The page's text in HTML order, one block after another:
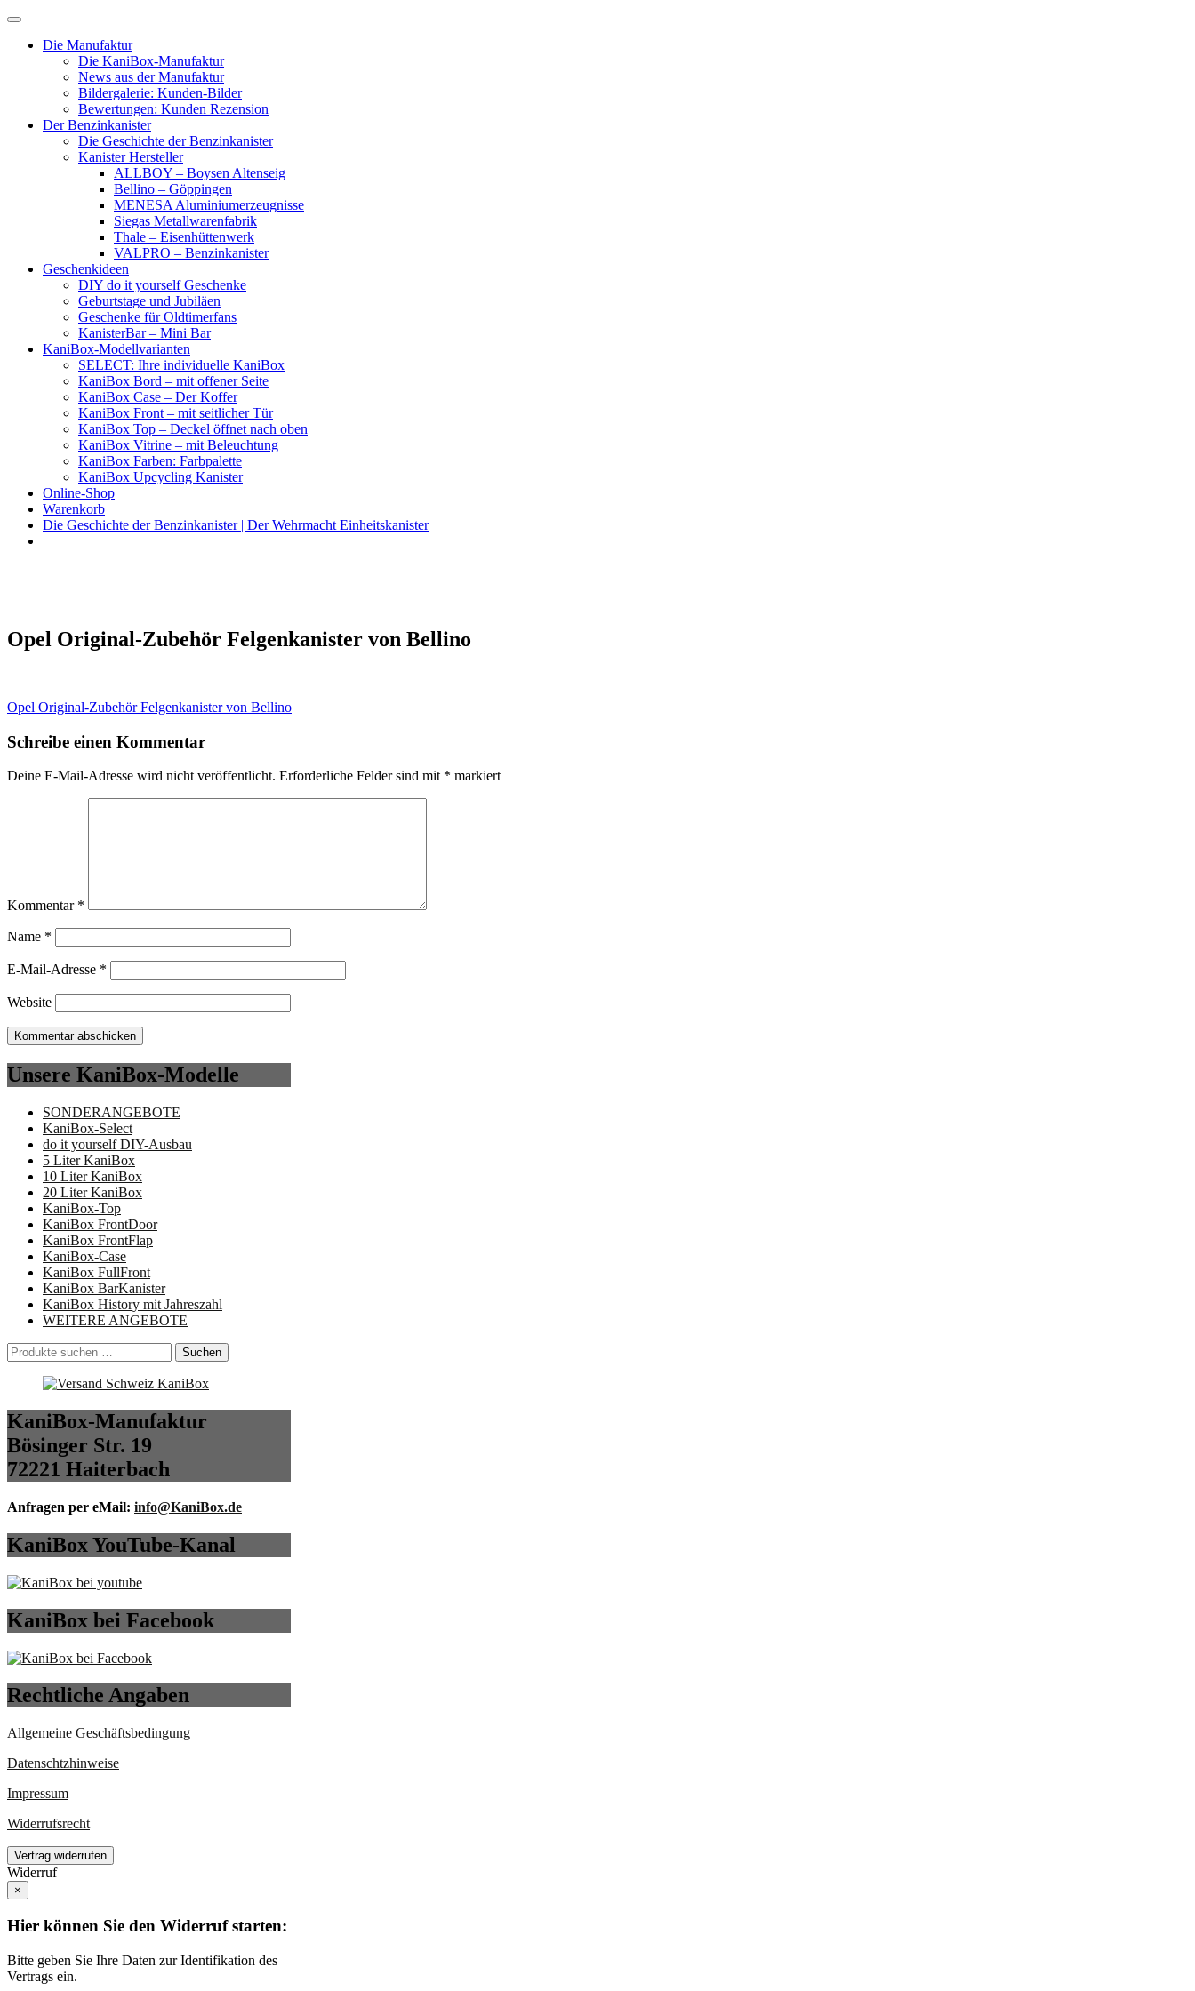
Skip
contentDie Manufaktur
Die KaniBox-Manufaktur
News aus der Manufaktur
Bildergalerie: Kunden-Bilder
Bewertungen: Kunden Rezension
Der Benzinkanister
Die Geschichte der Benzinkanister
Kanister Hersteller
ALLBOY – Boysen Altenseig
Bellino – Göppingen
MENESA Aluminiumerzeugnisse
Siegas Metallwarenfabrik
Thale – Eisenhüttenwerk
VALPRO – Benzinkanister
Geschenkideen
DIY do it yourself Geschenke
Geburtstage und Jubiläen
Geschenke für Oldtimerfans
KanisterBar – Mini Bar
KaniBox-Modellvarianten
SELECT: Ihre individuelle KaniBox
KaniBox Bord – mit offener Seite
KaniBox Case – Der Koffer
KaniBox Front – mit seitlicher Tür
KaniBox Top – Deckel öffnet nach oben
KaniBox Vitrine – mit Beleuchtung
KaniBox Farben: Farbpalette
KaniBox Upcycling Kanister
Online-Shop
Warenkorb
Die Geschichte der Benzinkanister | Der Wehrmacht Einheitskanister
Opel Original-Zubehör Felgenkanister von Bellino
Beitragsnavigation
Opel Original-Zubehör Felgenkanister von Bellino
Schreibe einen Kommentar
Deine E-Mail-Adresse wird nicht veröffentlicht. Erforderliche Felder sind mit * markiert
Kommentar *
Name *
E-Mail-Adresse *
Website
Unsere KaniBox-Modelle
SONDERANGEBOTE
KaniBox-Select
do it yourself DIY-Ausbau
5 Liter KaniBox
10 Liter KaniBox
20 Liter KaniBox
KaniBox-Top
KaniBox FrontDoor
KaniBox FrontFlap
KaniBox-Case
KaniBox FullFront
KaniBox BarKanister
KaniBox History mit Jahreszahl
WEITERE ANGEBOTE
Suchen
nach:
Suchen
KaniBox-Manufaktur
Bösinger Str. 19
72221 Haiterbach
Anfragen per eMail: info@KaniBox.de
KaniBox YouTube-Kanal
KaniBox bei Facebook
Rechtliche Angaben
Allgemeine Geschäftsbedingung
Datenschtzhinweise
Impressum
Widerrufsrecht
Vertrag widerrufen
Widerruf
×
Hier können Sie den Widerruf starten:
Bitte geben Sie Ihre Daten zur Identifikation des
Vertrags ein.